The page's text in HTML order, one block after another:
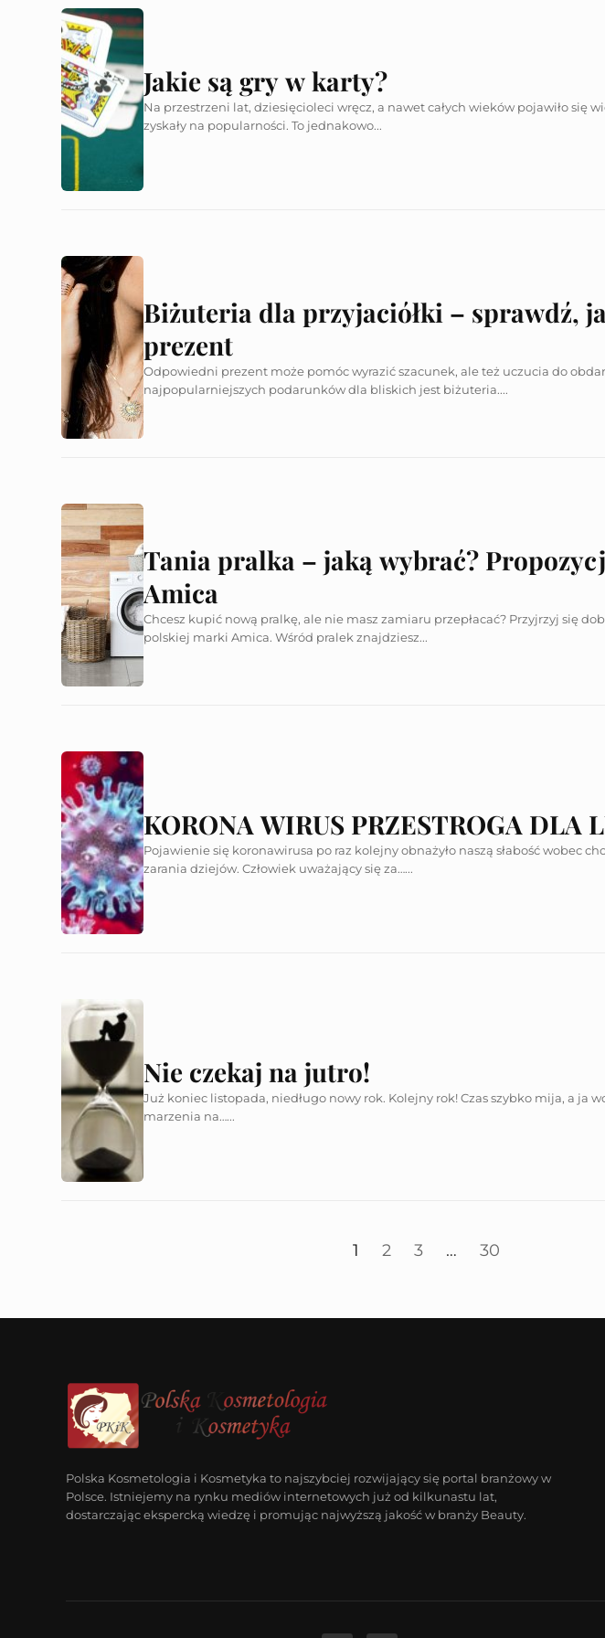
Jakie są gry w karty?
Na przestrzeni lat, dziesięcioleci wręcz, a nawet całych wieków pojawiło się
zyskały na popularności. To jednakowo...
Biżuteria dla przyjaciółki – sprawdź,
prezent
Odpowiedni prezent może pomóc wyrazić szacunek, ale też uczucia do
najpopularniejszych podarunków dla bliskich jest biżuteria....
Tania pralka – jaką wybrać?
Amica
Chcesz kupić nową pralkę, ale nie masz zamiaru przepłacać? Przyjrzyj się
polskiej marki Amica. Wśród pralek znajdziesz...
KORONA WIRUS PRZESTROGA DLA
Pojawienie się koronawirusa po raz kolejny obnażyło naszą słabość wobec
zarania dziejów. Człowiek uważający się za…...
Nie czekaj na jutro!
Już koniec listopada, niedługo nowy rok. Kolejny rok! Czas szybko mija, a ja
marzenia na…...
1 2 3 … 30
Polska Kosmetologia i Kosmetyka to najszybciej rozwijający się portal branżowy w
Polsce. Istniejemy na rynku mediów internetowych już od kilkunastu lat,
dostarczając ekspercką wiedzę i promując najwyższą jakość w branży Beauty.